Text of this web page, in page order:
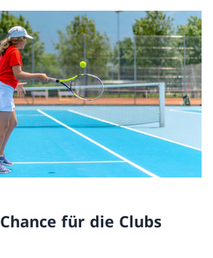
für die Clubs